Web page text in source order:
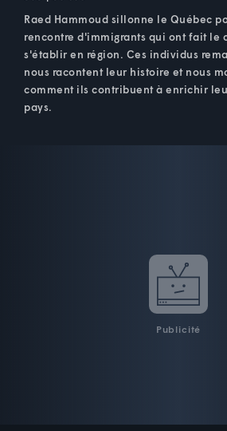
Raed Hammoud sillonne le Québec
rencontre d'immigrants qui ont fait le
s'établir en région. Ces individus
nous racontent leur histoire et nous
comment ils contribuent à enrichir
pays.
Publicité